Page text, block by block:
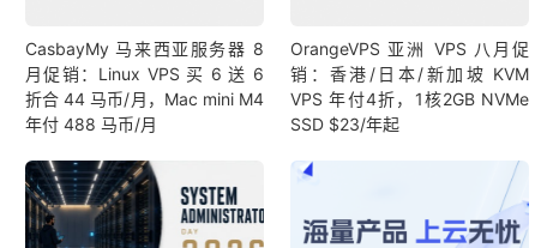
CasbayMy 马来西亚服务器 8
月促销：Linux VPS 买 6 送 6
折合 44 马币/月，Mac mini M4
年付 488 马币/月
OrangeVPS 亚洲 VPS 八月促
销：香港/日本/新加坡 KVM
VPS 年付4折，1核2GB NVMe
SSD $23/年起